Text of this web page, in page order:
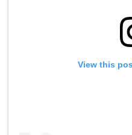
View this